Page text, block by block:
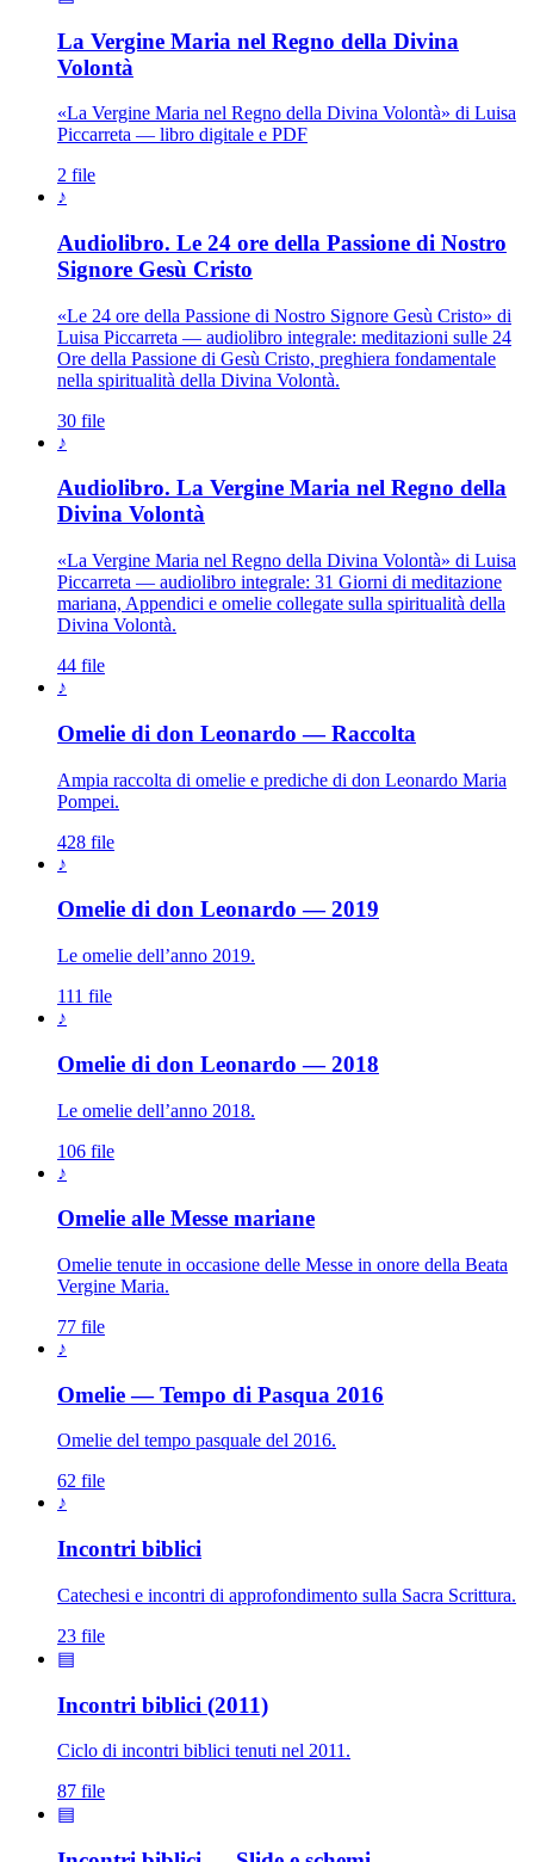
La Vergine Maria nel Regno della Divina
Volontà
«La Vergine Maria nel Regno della Divina Volontà» di Luisa
Piccarreta — libro digitale e PDF
2 file
♪
Audiolibro. Le 24 ore della Passione di Nostro
Signore Gesù Cristo
«Le 24 ore della Passione di Nostro Signore Gesù Cristo» di
Luisa Piccarreta — audiolibro integrale: meditazioni sulle 24
Ore della Passione di Gesù Cristo, preghiera fondamentale
nella spiritualità della Divina Volontà.
30 file
♪
Audiolibro. La Vergine Maria nel Regno della
Divina Volontà
«La Vergine Maria nel Regno della Divina Volontà» di Luisa
Piccarreta — audiolibro integrale: 31 Giorni di meditazione
mariana, Appendici e omelie collegate sulla spiritualità della
Divina Volontà.
44 file
♪
Omelie di don Leonardo — Raccolta
Ampia raccolta di omelie e prediche di don Leonardo Maria
Pompei.
428 file
♪
Omelie di don Leonardo — 2019
Le omelie dell’anno 2019.
111 file
♪
Omelie di don Leonardo — 2018
Le omelie dell’anno 2018.
106 file
♪
Omelie alle Messe marianeMadonna · Maria
Omelie tenute in occasione delle Messe in onore della Beata
Vergine Maria.
77 file
♪
Omelie — Tempo di Pasqua 2016
Omelie del tempo pasquale del 2016.
62 file
♪
Incontri biblici
Catechesi e incontri di approfondimento sulla Sacra Scrittura.
23 file
▤
Incontri biblici (2011)
Ciclo di incontri biblici tenuti nel 2011.
87 file
▤